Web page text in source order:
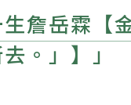
詹岳霖【
。」】」